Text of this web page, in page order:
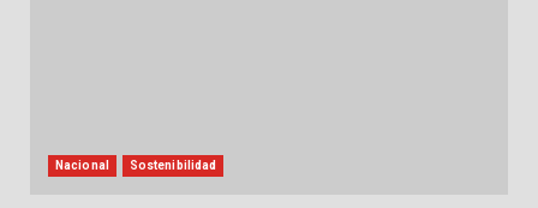
Nacional Sostenibilidad